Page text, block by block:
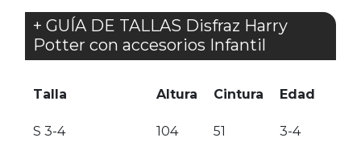
+ GUÍA DE TALLAS Disfraz Harry
Potter con accesorios Infantil
Talla Altura Cintura Edad
S 3-4
104 51
3-4